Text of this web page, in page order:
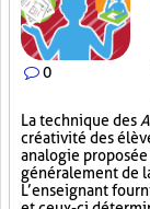
0
La technique des
créativité des
analogie proposée
généralement de
L’enseignant